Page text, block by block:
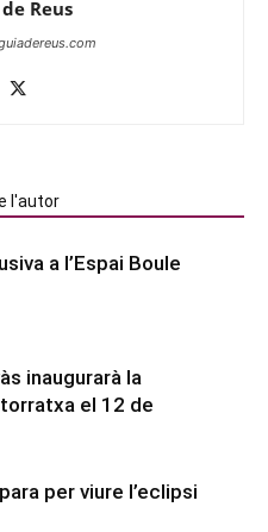
Reus
l'autor
a l’Espai Boule
inaugurarà la
el 12 de
per viure l’eclipsi